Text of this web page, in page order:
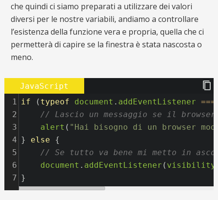
che quindi ci siamo preparati a utilizzare dei valori
diversi per le nostre variabili, andiamo a controllare
l’esistenza della funzione vera e propria, quella che ci
permetterà di capire se la finestra è stata nascosta o
meno.
JavaScript
1 if ( typeof document . addEventListener ===
2
// Lascio un messaggio se il
3
alert ( "Hai bisogno di un browser
4 } else {
5
// Se tutto va bene mi metto in
6
document . addEventListener (
7 }